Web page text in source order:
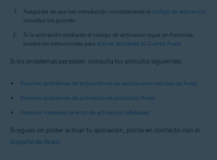
Asegúrate de que has introducido correctamente el código de activación
incluidos los guiones.
Si la activación mediante el código de activación sigue sin funcionar,
prueba las instrucciones para activar utilizando tu Cuenta Avast
Si los problemas persisten, consulta los artículos siguientes:
Resolver problemas de activación en las aplicaciones móviles de Avast
Resolver problemas de activación en productos Avast
Resolver mensajes de error de activación habituales
Si sigues sin poder activar tu aplicación, ponte en contacto con el
Soporte de Avast.